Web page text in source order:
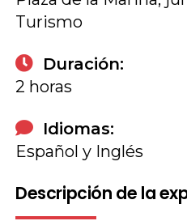
Turismo
Duración:
2 horas
Idiomas:
Español y Inglés
Descripción de la